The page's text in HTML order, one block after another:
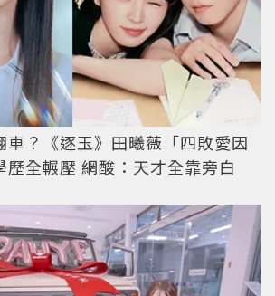
車？《逐玉》田曦薇「四敗愛因
歷全輾壓 網酸：天才全靠旁白